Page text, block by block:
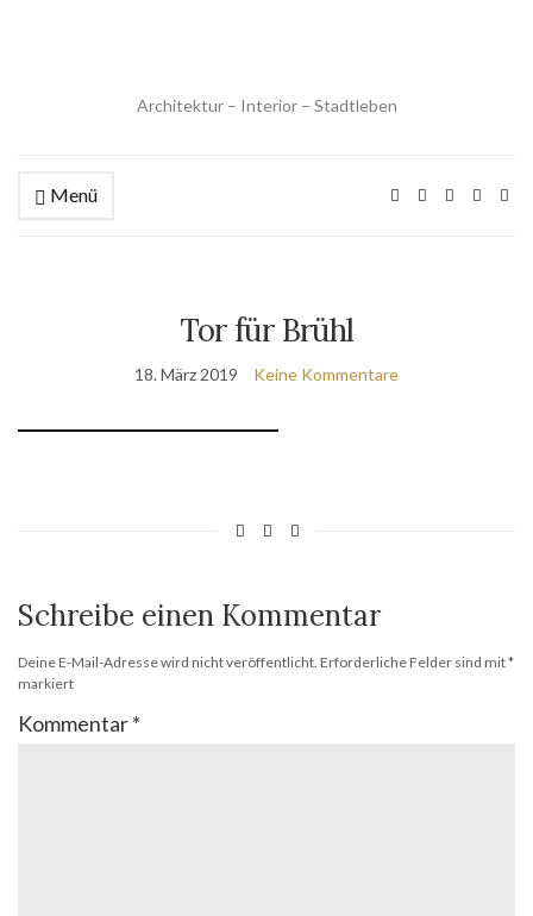
Architektur – Interior – Stadtleben
Menü
Tor für Brühl
18. März 2019 Keine Kommentare
Schreibe einen Kommentar
Deine E-Mail-Adresse wird nicht veröffentlicht. Erforderliche Felder sind mit*
markiert
Kommentar*